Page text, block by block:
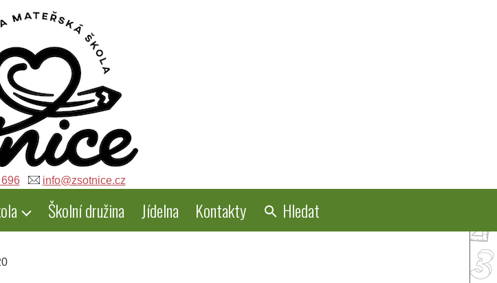
info@zsotnice.cz
Školní družina Jídelna Kontakty Hledat